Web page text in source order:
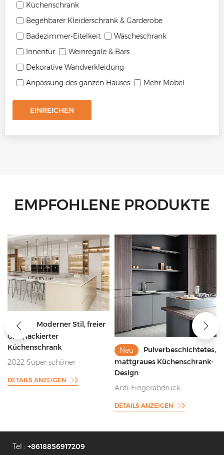
Küchenschrank
Begehbarer Kleiderschrank & Garderobe
Badezimmer-Eitelkeit
Wäscheschrank
Innentür
Weinregale & Bars
Dekorative Wandverkleidung
Anpassung des ganzen Hauses
Mehr Möbel
EINREICHEN
EMPFOHLENE PRODUKTE
Neu
Moderner Stil, freier
Griff, lackierter
Küchenschrank
2022 Super schöner
Griff
DETAILS ANZEIGEN
Neu
Pulverbeschichtetes,
mattgraues Küchenschrank-
Design
Anti-Fingerabdruck-
grauen Küchenschrank-Stil
DETAILS ANZEIGEN
Tel : +8618856917209